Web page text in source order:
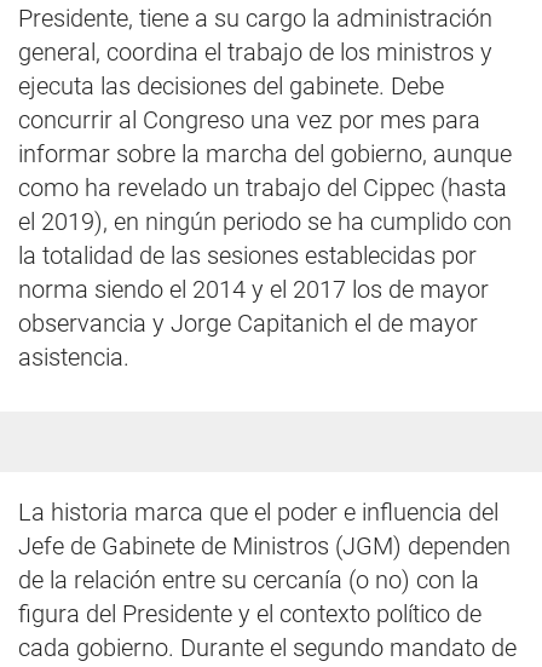
Presidente, tiene a su cargo la administración
general, coordina el trabajo de los ministros y
ejecuta las decisiones del gabinete. Debe
concurrir al Congreso una vez por mes para
informar sobre la marcha del gobierno, aunque
como ha revelado un trabajo del Cippec (hasta
el 2019), en ningún periodo se ha cumplido con
la totalidad de las sesiones establecidas por
norma siendo el 2014 y el 2017 los de mayor
observancia y Jorge Capitanich el de mayor
asistencia.
La historia marca que el poder e influencia del
Jefe de Gabinete de Ministros (JGM) dependen
de la relación entre su cercanía (o no) con la
figura del Presidente y el contexto político de
cada gobierno. Durante el segundo mandato de